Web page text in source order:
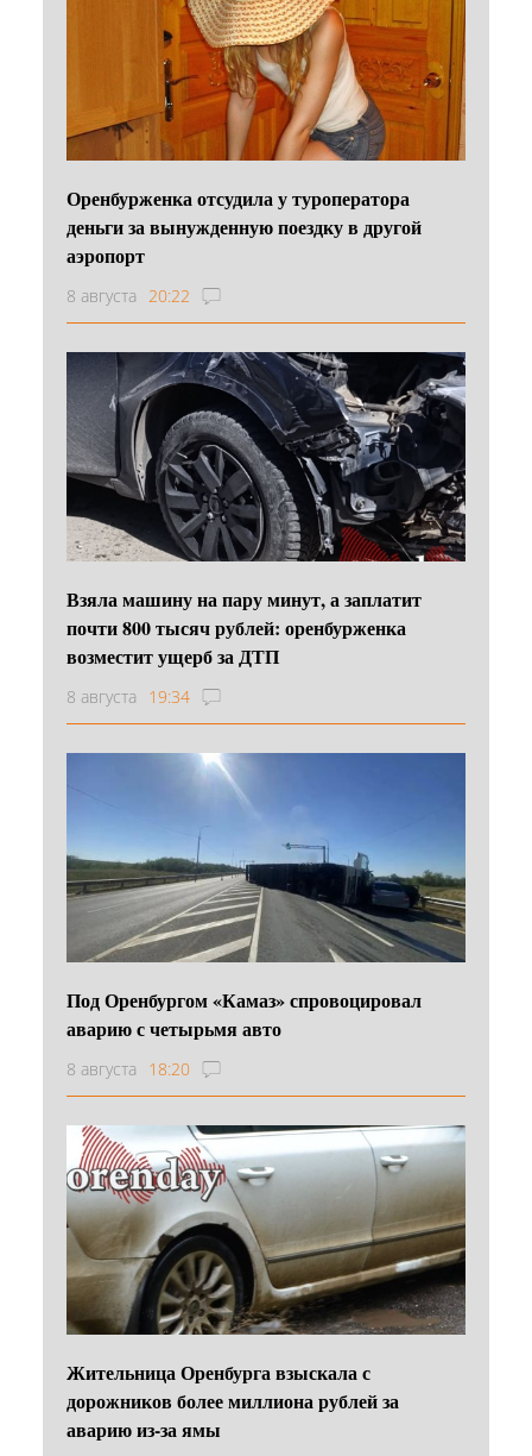
Оренбурженка отсудила у туроператора
деньги за вынужденную поездку в другой
аэропорт
8 августа 20:22
Взяла машину на пару минут, а заплатит
почти 800 тысяч рублей: оренбурженка
возместит ущерб за ДТП
8 августа 19:34
Под Оренбургом «Камаз» спровоцировал
аварию с четырьмя авто
8 августа 18:20
Жительница Оренбурга взыскала с
дорожников более миллиона рублей за
аварию из-за ямы